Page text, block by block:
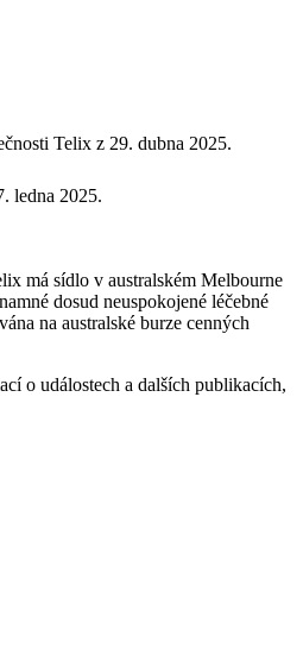
Telix z 29. dubna 2025.
ledna 2025.
má sídlo v australském Melbourne
dosud neuspokojené léčebné
na australské burze cenných
o událostech a dalších publikacích,